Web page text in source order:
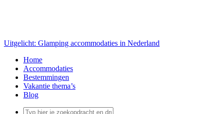
Uitgelicht: Glamping accommodaties in Nederland
Home
Accommodaties
Bestemmingen
Vakantie thema’s
Blog